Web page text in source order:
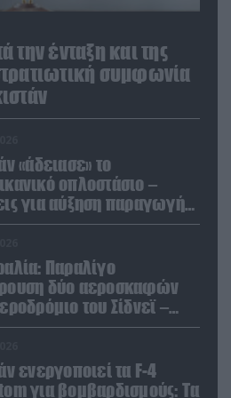
την ένταξη και της
συμφωνία
«άδειασε» το
οπλοστάσιο –
για αύξηση παραγωγής
και THAAD
Παραλίγο
δύο αεροσκαφών
του Σίδνεϊ –
(βίντεο)
ενεργοποιεί τα F-4
για βομβαρδισμούς: Τα